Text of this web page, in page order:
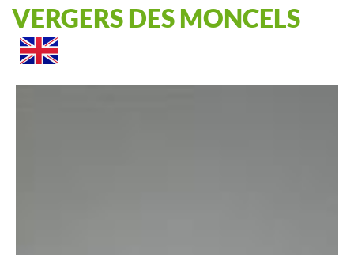
VERGERS DES MONCELS